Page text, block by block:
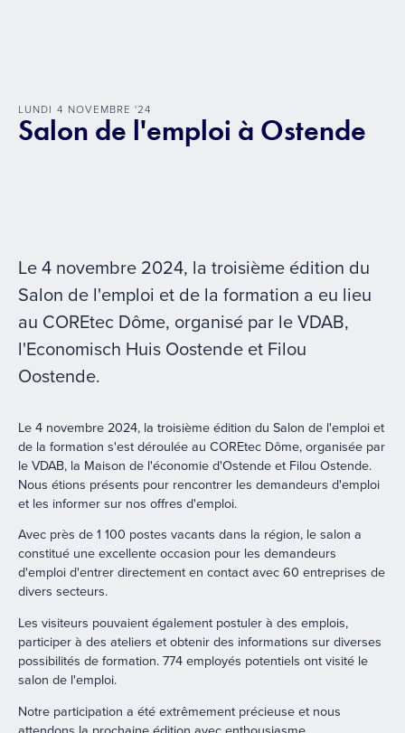
LUNDI 4 NOVEMBRE '24
Salon de l'emploi à Ostende
Le 4 novembre 2024, la troisième édition du
Salon de l'emploi et de la formation a eu lieu
au COREtec Dôme, organisé par le VDAB,
l'Economisch Huis Oostende et Filou
Oostende.
Le 4 novembre 2024, la troisième édition du Salon de l'emploi et
de la formation s'est déroulée au COREtec Dôme, organisée par
le VDAB, la Maison de l'économie d'Ostende et Filou Ostende.
Nous étions présents pour rencontrer les demandeurs d'emploi
et les informer sur nos offres d'emploi.
Avec près de 1 100 postes vacants dans la région, le salon a
constitué une excellente occasion pour les demandeurs
d'emploi d'entrer directement en contact avec 60 entreprises de
divers secteurs.
Les visiteurs pouvaient également postuler à des emplois,
participer à des ateliers et obtenir des informations sur diverses
possibilités de formation. 774 employés potentiels ont visité le
salon de l'emploi.
Notre participation a été extrêmement précieuse et nous